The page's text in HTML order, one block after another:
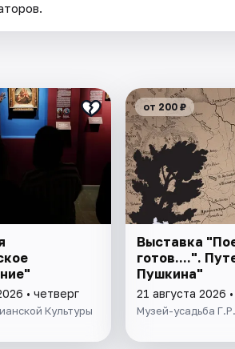
• четверг
Культуры
от 200 ₽
Выставка
готов....".
Пушкина"
21 августа 2026
Музей-усадьба